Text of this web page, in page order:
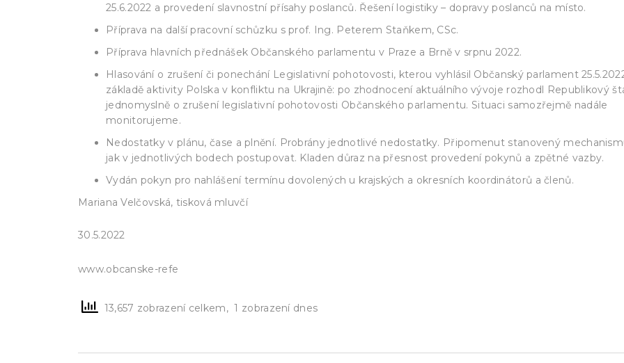
25.6.2022 a provedení slavnostní přísahy poslanců. Řešení logistiky – dopravy poslanců na místo.
Příprava na další pracovní schůzku s prof. Ing. Peterem Staňkem, CSc.
Příprava hlavních přednášek Občanského parlamentu v Praze a Brně v srpnu 2022.
Hlasování o zrušení či ponechání Legislativní pohotovosti, kterou vyhlásil Občanský parlament
základě aktivity Polska v konfliktu na Ukrajině: po zhodnocení aktuálního vývoje rozhodl Republikový
jednomyslně o zrušení legislativní pohotovosti Občanského parlamentu. Situaci samozřejmě nadále
monitorujeme.
Nedostatky v plánu, čase a plnění. Probrány jednotlivé nedostatky. Připomenut stanovený
jak v jednotlivých bodech postupovat. Kladen důraz na přesnost provedení pokynů a zpětné vazby.
Vydán pokyn pro nahlášení termínu dovolených u krajských a okresních koordinátorů a členů.
Mariana Velčovská, tisková mluvčí
30.5.2022
www.obcanske-refe
13,657 zobrazení celkem, 1 zobrazení dnes